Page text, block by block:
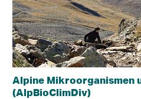
Alpine Mikroorganismen
(AlpBioClimDiv)